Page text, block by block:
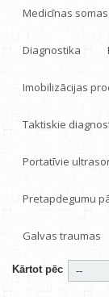
Medicīnas somas
Diagnostika
Imobilizācijas
Taktiskie
Portatīvie
Pretapdegumu
Galvas traumas
Kārtot pēc